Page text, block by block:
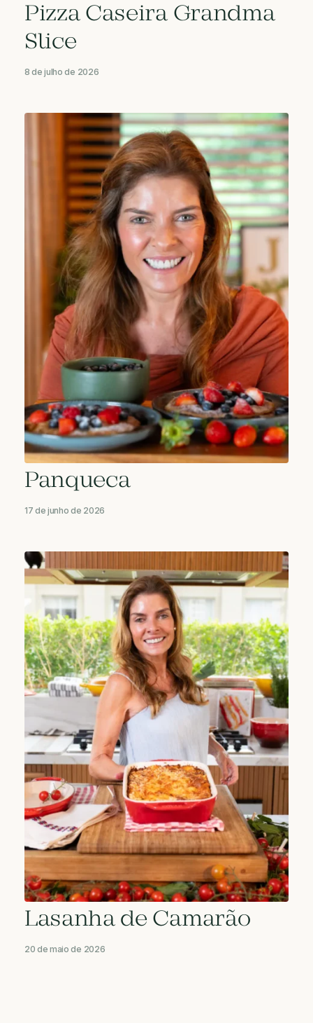
Pizza Caseira Grandma
Slice
8 de julho de 2026
Panqueca
17 de junho de 2026
Lasanha de Camarão
20 de maio de 2026